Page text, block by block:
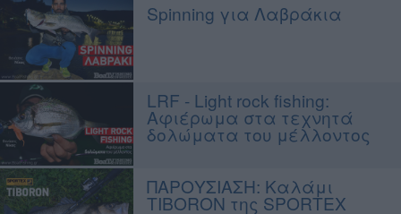
Spinning για Λαβράκια
LRF - Light rock fishing:
Αφιέρωμα στα τεχνητά
δολώματα του μέλλοντος
ΠΑΡΟΥΣΙΑΣΗ: Καλάμι
TIBORON της SPORTEX